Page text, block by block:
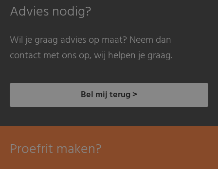
Advies nodig?
Wil je graag advies op maat? Neem dan
contact met ons op, wij helpen je graag.
Bel mij terug >
Proefrit maken?